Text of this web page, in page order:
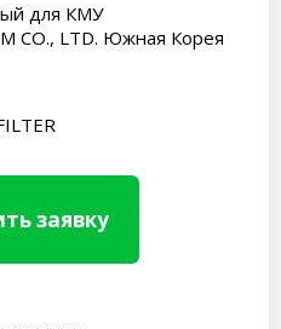
для КМУ
CO., LTD. Южная Корея
заявку